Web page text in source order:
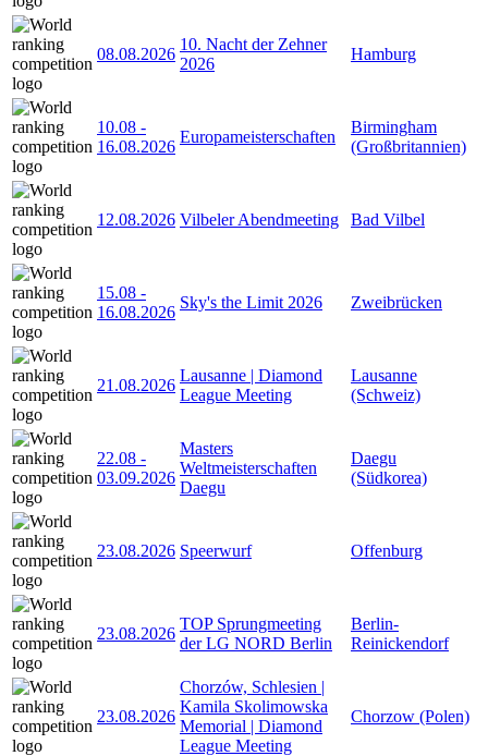
08.08.2026
10. Nacht der Zehner
2026
Hamburg
10.08 -
16.08.2026
Europameisterschaften
Birmingham
(Großbritannien)
12.08.2026 Vilbeler Abendmeeting Bad Vilbel
15.08 -
16.08.2026
Sky's the Limit 2026 Zweibrücken
21.08.2026
Lausanne | Diamond
League Meeting
Lausanne
(Schweiz)
22.08 -
03.09.2026
Masters
Weltmeisterschaften
Daegu
Daegu
(Südkorea)
23.08.2026 Speerwurf Offenburg
23.08.2026
TOP Sprungmeeting
der LG NORD Berlin
Berlin-
Reinickendorf
23.08.2026
Chorzów, Schlesien |
Kamila Skolimowska
Memorial | Diamond
League Meeting
Chorzow (Polen)